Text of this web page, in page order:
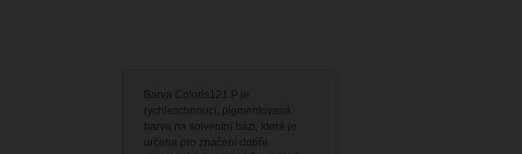
Barva Coloris121 P je
rychleschnoucí, pigmentovaná
barva na solventní bázi, která je
určena pro značení dobře